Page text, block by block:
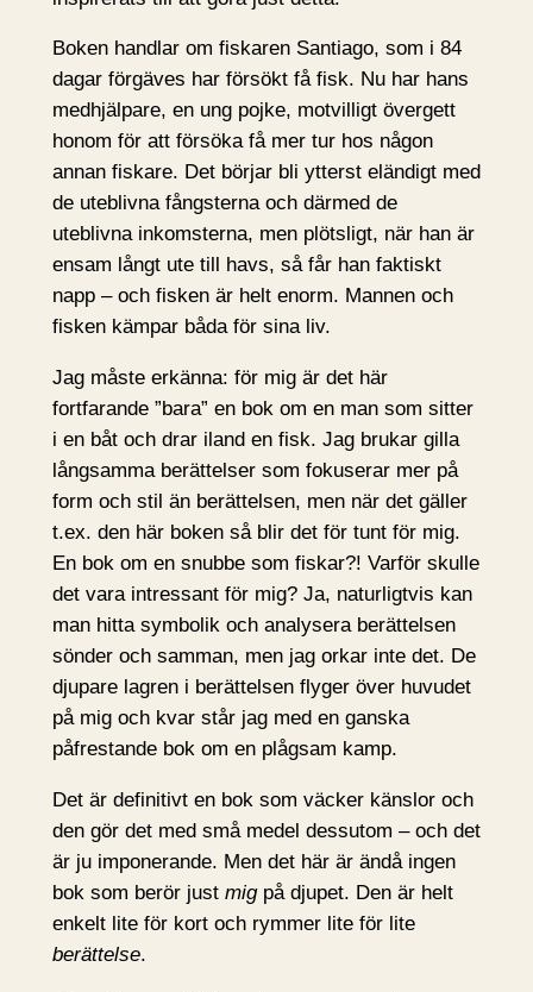
Boken handlar om fiskaren Santiago, som i 84
dagar förgäves har försökt få fisk. Nu har hans
medhjälpare, en ung pojke, motvilligt övergett
honom för att försöka få mer tur hos någon
annan fiskare. Det börjar bli ytterst eländigt med
de uteblivna fångsterna och därmed de
uteblivna inkomsterna, men plötsligt, när han är
ensam långt ute till havs, så får han faktiskt
napp – och fisken är helt enorm. Mannen och
fisken kämpar båda för sina liv.
Jag måste erkänna: för mig är det här
fortfarande ”bara” en bok om en man som sitter
i en båt och drar iland en fisk. Jag brukar gilla
långsamma berättelser som fokuserar mer på
form och stil än berättelsen, men när det gäller
t.ex. den här boken så blir det för tunt för mig.
En bok om en snubbe som fiskar?! Varför skulle
det vara intressant för mig? Ja, naturligtvis kan
man hitta symbolik och analysera berättelsen
sönder och samman, men jag orkar inte det. De
djupare lagren i berättelsen flyger över huvudet
på mig och kvar står jag med en ganska
påfrestande bok om en plågsam kamp.
Det är definitivt en bok som väcker känslor och
den gör det med små medel dessutom – och det
är ju imponerande. Men det här är ändå ingen
bok som berör just migpå djupet. Den är helt
enkelt lite för kort och rymmer lite för lite
berättelse.